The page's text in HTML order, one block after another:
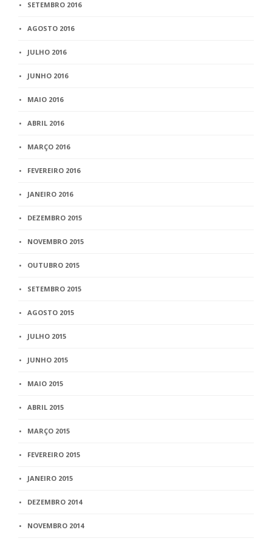
SETEMBRO 2016
AGOSTO 2016
JULHO 2016
JUNHO 2016
MAIO 2016
ABRIL 2016
MARÇO 2016
FEVEREIRO 2016
JANEIRO 2016
DEZEMBRO 2015
NOVEMBRO 2015
OUTUBRO 2015
SETEMBRO 2015
AGOSTO 2015
JULHO 2015
JUNHO 2015
MAIO 2015
ABRIL 2015
MARÇO 2015
FEVEREIRO 2015
JANEIRO 2015
DEZEMBRO 2014
NOVEMBRO 2014